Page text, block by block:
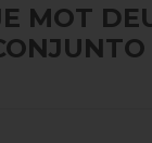
MOT